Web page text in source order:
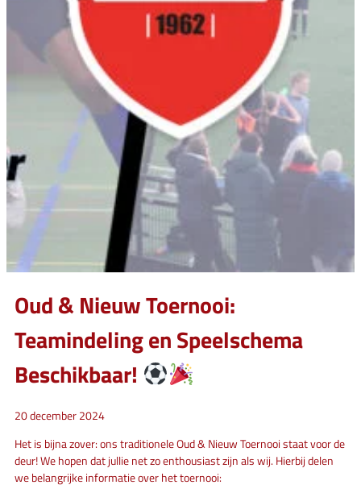
Oud & Nieuw Toernooi:
Teamindeling en Speelschema
Beschikbaar!
20 december 2024
Het is bijna zover: ons traditionele Oud & Nieuw Toernooi staat voor de
deur! We hopen dat jullie net zo enthousiast zijn als wij. Hierbij delen
we belangrijke informatie over het toernooi: